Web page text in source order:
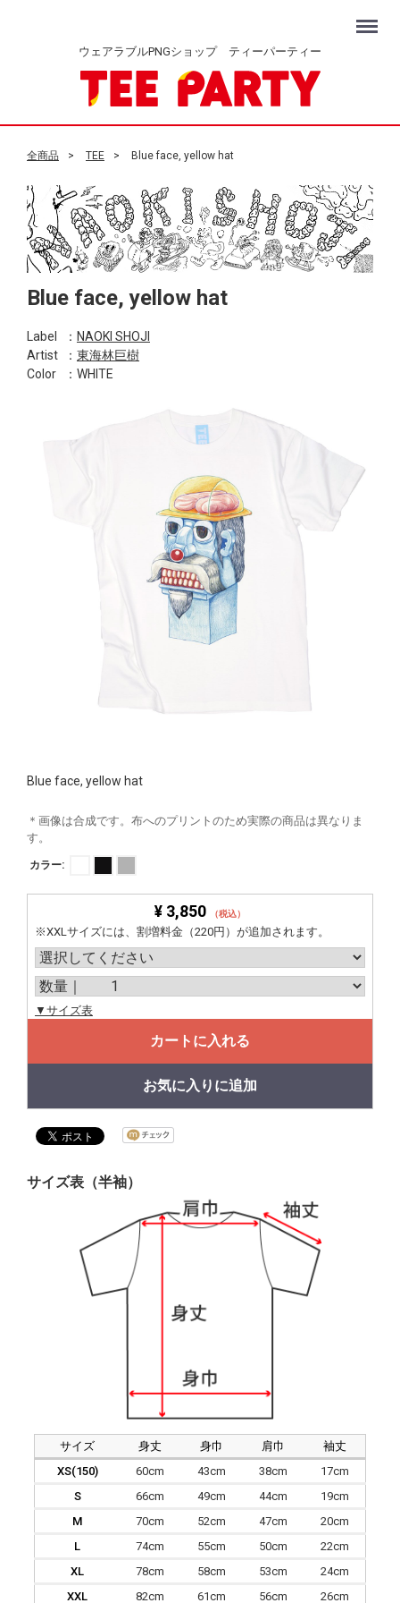
ウェアラブルPNGショップ ティーパーティー
Menu
全商品 TEE Blue face, yellow hat
Blue face, yellow hat
Label ： NAOKI SHOJI
Artist
： 東海林巨樹
Color
：WHITE
Blue face, yellow hat
＊画像は合成です。布へのプリントのため実際の商品は異なりま
す。
カラー:
¥ 3,850 （税込）
※XXLサイズには、割増料金（220円）が追加されます。
▼サイズ表
カートに入れる
お気に入りに追加
サイズ表（半袖）
サイズ 身丈 身巾 肩巾
袖丈
XS(150)
60cm 43cm 38cm
17cm
S
66cm 49cm 44cm
19cm
M
70cm 52cm 47cm
20cm
L
74cm 55cm 50cm
22cm
XL
78cm 58cm 53cm
24cm
XXL
82cm 61cm 56cm 26cm